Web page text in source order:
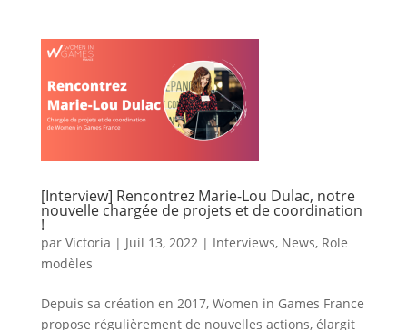
[Interview] Rencontrez Marie-Lou Dulac, notre
nouvelle chargée de projets et de coordination
!
par Victoria | Juil 13, 2022| Interviews, News, Role
modèles
Depuis sa création en 2017, Women in Games France
propose régulièrement de nouvelles actions, élargit